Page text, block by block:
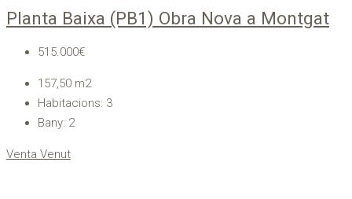
Planta Baixa (PB1) Obra Nova a Montgat
515.000€
157,50 m2
Habitacions: 3
Bany: 2
Venta Venut